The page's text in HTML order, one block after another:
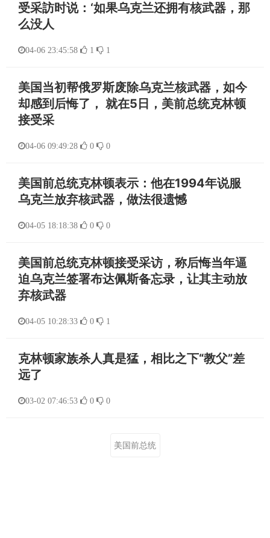
受采訪时说：‘如果乌克兰还拥有核武器，那
么没人
04-06 23:45:58 1 1
美国当初帮俄罗斯废除乌克兰核武器，如今
却感到后悔了， 就在5日，美前总统克林顿
接受采
04-06 09:49:28 0 0
美国前总统克林顿表示：他在1994年说服
乌克兰放弃核武器，做法很遗憾
04-05 18:18:38 0 0
美国前总统克林顿接受采访，称后悔当年逼
迫乌克兰签署布达佩斯备忘录，让其主动放
弃核武器
04-05 10:28:33 0 1
克林顿家族杀人真是猛，相比之下“教父”差
远了
03-02 07:46:53 0 0
美国前总统